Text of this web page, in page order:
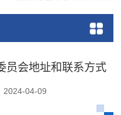
员会地址和联系方式
2024-04-09